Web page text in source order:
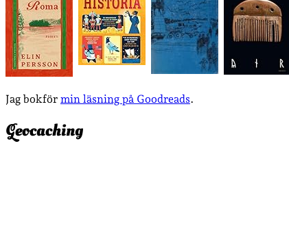
Jag bokför min läsning på Goodreads.
Geocaching